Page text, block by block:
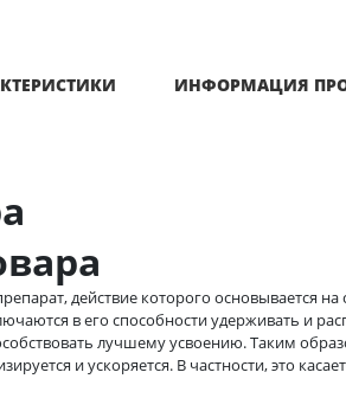
ИНФОРМАЦИЯ
действие которого основывается
в его способности удерживать и
лучшему усвоению. Таким
и ускоряется. В частности, это